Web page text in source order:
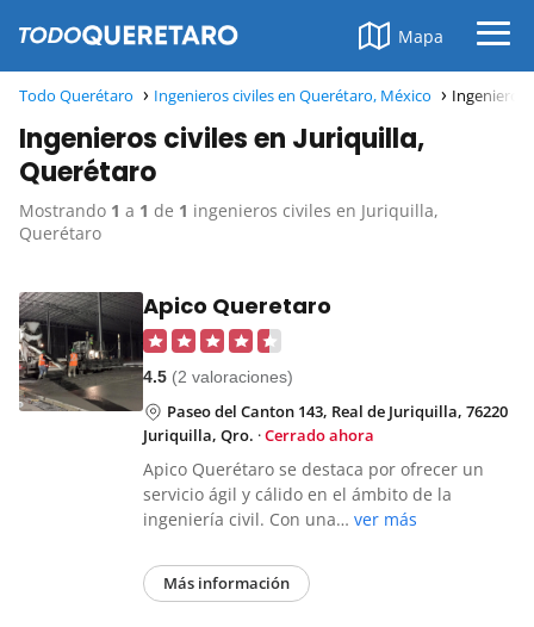
Mapa
Todo Querétaro Ingenieros civiles en Querétaro, México Ingenieros
Ingenieros civiles en Juriquilla,
Querétaro
Mostrando 1 a 1 de 1 ingenieros civiles en Juriquilla,
Querétaro
Apico Queretaro
4.5 (2 valoraciones)
Paseo del Canton 143, Real de Juriquilla, 76220
Juriquilla, Qro. ·Cerrado ahora
Apico Querétaro se destaca por ofrecer un
servicio ágil y cálido en el ámbito de la
ingeniería civil. Con una… ver más
Más información